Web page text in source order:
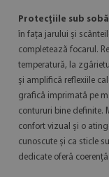
Protecțiile sub sobă
în fața jarului și
completează focarul.
temperatură, la
și amplifică reflexiile
grafică imprimată pe
contururi bine definite.
confort vizual și o
cunoscute și ca sticle
dedicate oferă